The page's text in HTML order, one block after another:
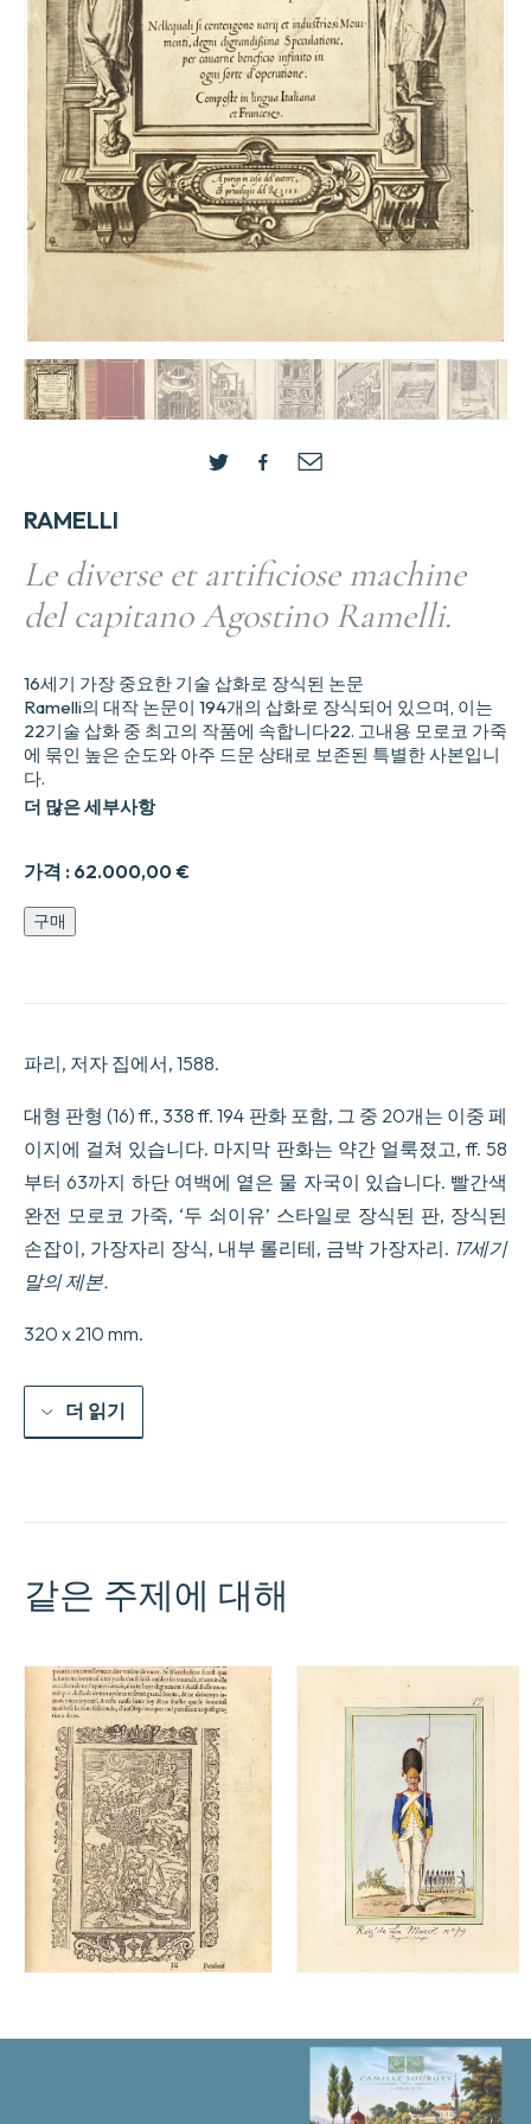
RAMELLI
Le diverse et artificiose machine
del capitano Agostino Ramelli.
가격 : 62.000,00 €
16세기 가장 중요한 기술 삽화로 장식된 논문
Ramelli의 대작 논문이 194개의 삽화로 장식되어 있으며, 이는
22기술 삽화 중 최고의 작품에 속합니다22. 고내용 모로코 가죽
에 묶인 높은 순도와 아주 드문 상태로 보존된 특별한 사본입니
다.
더 많은 세부사항
Le
diverse
Agostino
수
량
구매
파리, 저자 집에서, 1588.
대형 판형 (16) ff., 338 ff. 194 판화 포함, 그 중 20개는 이중 페
이지에 걸쳐 있습니다. 마지막 판화는 약간 얼룩졌고, ff. 58
부터 63까지 하단 여백에 옅은 물 자국이 있습니다. 빨간색
완전 모로코 가죽, ‘두 쇠이유’ 스타일로 장식된 판, 장식된
손잡이, 가장자리 장식, 내부 롤리테, 금박 가장자리. 17세기
말의 제본.
320 x 210 mm.
더 읽기
같은 주제에 대해